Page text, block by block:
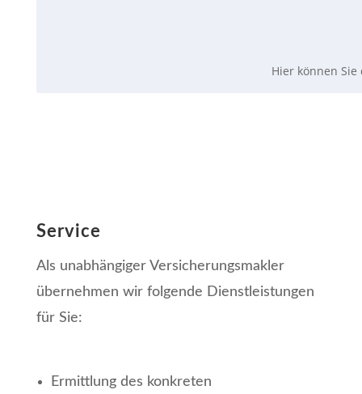
Hier können
Service
Als unabhängiger Versicherungsmakler
übernehmen wir folgende Dienstleistungen
für Sie:
Ermittlung des konkreten